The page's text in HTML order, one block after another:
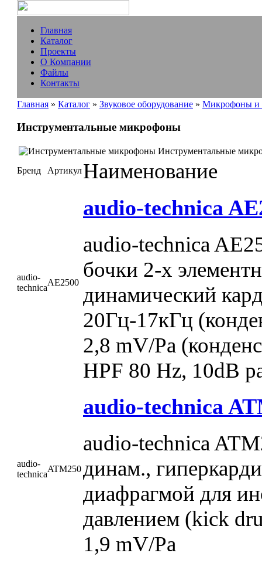
Главная
Каталог
Проекты
О Компании
Файлы
Контакты
Главная » Каталог » Звуковое оборудование » Микрофоны и
Инструментальные микрофоны
Инструментальные
Бренд
АртикулНаименование
audio-
technica
AE2500
audio-technica
audio-technica
бочки 2-х
динамический
20Гц-17кГц
2,8 mV/Pa
HPF 80 Hz, 10dB
audio-
technica
ATM250
audio-technica
audio-technica
динам.,
диафрагмой для
давлением (kick
1,9 mV/Pa